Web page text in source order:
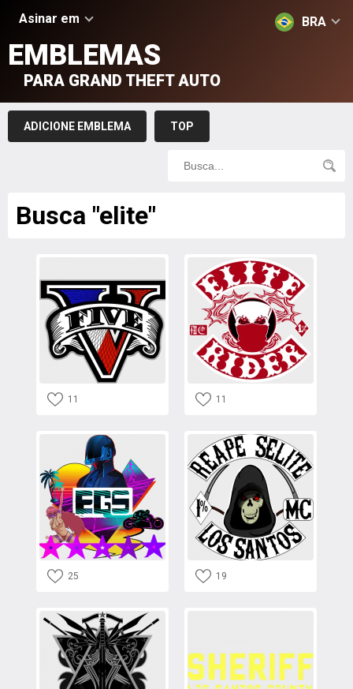
Asinar em BRA
EMBLEMAS
PARA GRAND THEFT AUTO
ADICIONE EMBLEMA TOP
Busca "elite"
11 11
25 19